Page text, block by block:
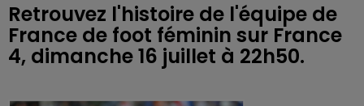
Retrouvez l'histoire de l'équipe de
France de foot féminin sur France
4, dimanche 16 juillet à 22h50.